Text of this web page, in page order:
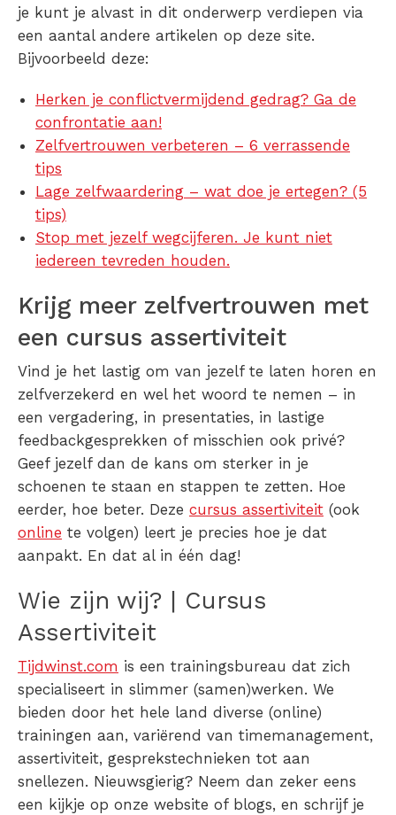
je kunt je alvast in dit onderwerp verdiepen via
een aantal andere artikelen op deze site.
Bijvoorbeeld deze:
Herken je conflictvermijdend gedrag? Ga de
confrontatie aan!
Zelfvertrouwen verbeteren – 6 verrassende
tips
Lage zelfwaardering – wat doe je ertegen? (5
tips)
Stop met jezelf wegcijferen. Je kunt niet
iedereen tevreden houden.
Krijg meer zelfvertrouwen met
een cursus assertiviteit
Vind je het lastig om van jezelf te laten horen en
zelfverzekerd en wel het woord te nemen – in
een vergadering, in presentaties, in lastige
feedbackgesprekken of misschien ook privé?
Geef jezelf dan de kans om sterker in je
schoenen te staan en stappen te zetten. Hoe
eerder, hoe beter. Deze cursus assertiviteit (ook
online te volgen) leert je precies hoe je dat
aanpakt. En dat al in één dag!
Wie zijn wij? | Cursus
Assertiviteit
Tijdwinst.com is een trainingsbureau dat zich
specialiseert in slimmer (samen)werken. We
bieden door het hele land diverse (online)
trainingen aan, variërend van timemanagement,
assertiviteit, gesprekstechnieken tot aan
snellezen. Nieuwsgierig? Neem dan zeker eens
een kijkje op onze website of blogs, en schrijf je